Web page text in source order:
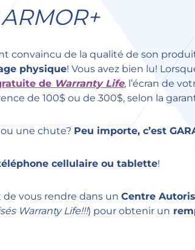
convaincu de la qualité de son
physique! Vous avez bien lu!
de Warranty Life, l’écran de
de 100$ ou de 300$, selon la
une chute? Peu importe, c’est
téléphone cellulaire ou tablette!
vous rendre dans un Centre
Warranty Life!!!) pour obtenir un